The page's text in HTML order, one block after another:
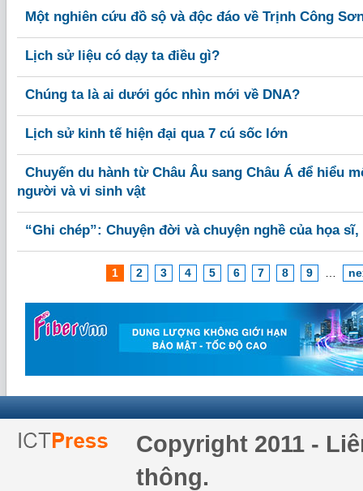
Một nghiên cứu đồ sộ và độc đáo về Trịnh Công
Lịch sử liệu có dạy ta điều gì?
Chúng ta là ai dưới góc nhìn mới về DNA?
Lịch sử kinh tế hiện đại qua 7 cú sốc lớn
Chuyến du hành từ Châu Âu sang Châu Á để hiểu
người và vi sinh vật
“Ghi chép”: Chuyện đời và chuyện nghề của họa
1 2 3 4 5 6 7 8 9
Copyright 2011 -
thông.